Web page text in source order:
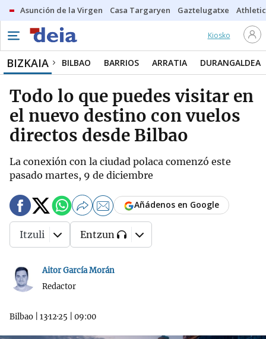
Asunción de la Virgen Casa Targaryen Gaztelugatxe Athletic
Kiosko
BIZKAIA BILBAO BARRIOS ARRATIA DURANGALDEA
Todo lo que puedes visitar en
el nuevo destino con vuelos
directos desde Bilbao
La conexión con la ciudad polaca comenzó este
pasado martes, 9 de diciembre
Aitor García Morán
Redactor
Bilbao 13·12·25 09:00
Añádenos en Google
Itzuli Entzun